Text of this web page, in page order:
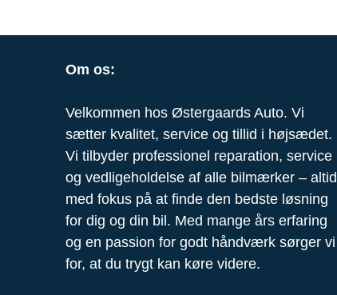
Om os:
Velkommen hos Østergaards Auto. Vi
sætter kvalitet, service og tillid i højsædet.
Vi tilbyder professionel reparation, service
og vedligeholdelse af alle bilmærker – altid
med fokus på at finde den bedste løsning
for dig og din bil. Med mange års erfaring
og en passion for godt håndværk sørger vi
for, at du trygt kan køre videre.